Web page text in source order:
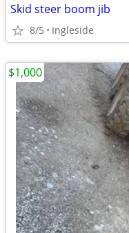
Skid steer boom jib
8/5 Ingleside
$1,000